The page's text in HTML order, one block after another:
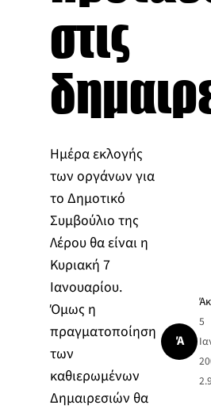
στις
Ημέρα εκλογής
των οργάνων για
το Δημοτικό
Συμβούλιο της
Λέρου θα είναι η
Κυριακή 7
Ιανουαρίου.
Όμως η
πραγματοποίηση
των
καθιερωμένων
Δημαιρεσιών θα
Ά
5